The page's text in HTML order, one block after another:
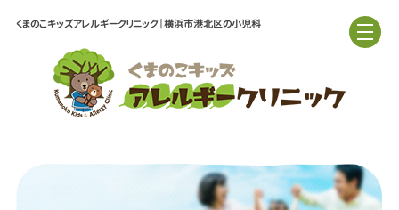
くまのこキッズアレルギークリニック｜横浜市港北区の小児科